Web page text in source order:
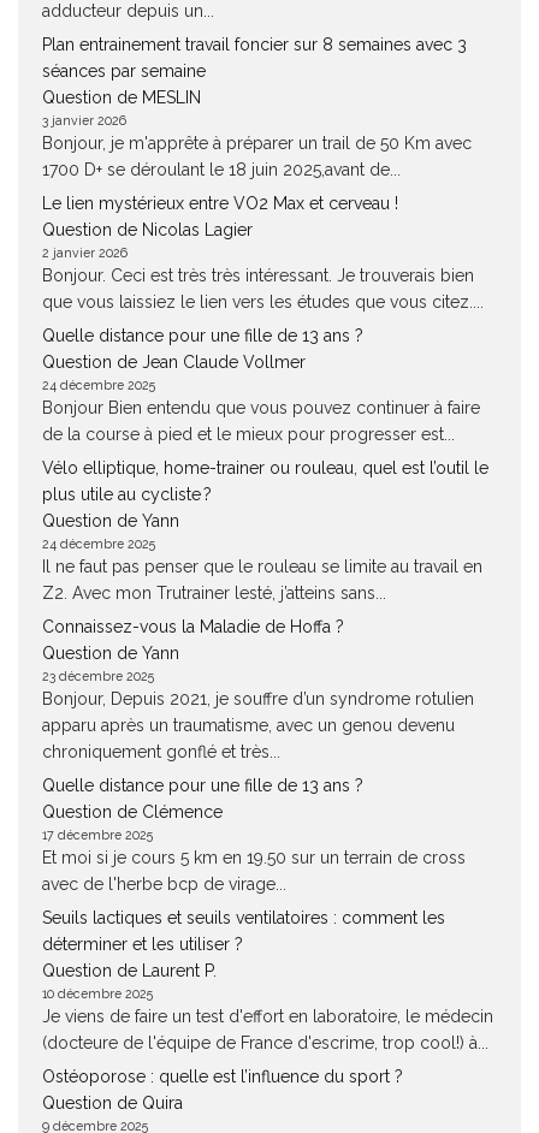
adducteur depuis un...
Plan entrainement travail foncier sur 8 semaines avec 3
séances par semaine
Question de MESLIN
3 janvier 2026
Bonjour, je m'apprête à préparer un trail de 50 Km avec
1700 D+ se déroulant le 18 juin 2025,avant de...
Le lien mystérieux entre VO2 Max et cerveau !
Question de Nicolas Lagier
2 janvier 2026
Bonjour. Ceci est très très intéressant. Je trouverais bien
que vous laissiez le lien vers les études que vous citez....
Quelle distance pour une fille de 13 ans ?
Question de Jean Claude Vollmer
24 décembre 2025
Bonjour Bien entendu que vous pouvez continuer à faire
de la course à pied et le mieux pour progresser est...
Vélo elliptique, home-trainer ou rouleau, quel est l’outil le
plus utile au cycliste ?
Question de Yann
24 décembre 2025
Il ne faut pas penser que le rouleau se limite au travail en
Z2. Avec mon Trutrainer lesté, j’atteins sans...
Connaissez-vous la Maladie de Hoffa ?
Question de Yann
23 décembre 2025
Bonjour, Depuis 2021, je souffre d’un syndrome rotulien
apparu après un traumatisme, avec un genou devenu
chroniquement gonflé et très...
Quelle distance pour une fille de 13 ans ?
Question de Clémence
17 décembre 2025
Et moi si je cours 5 km en 19.50 sur un terrain de cross
avec de l'herbe bcp de virage...
Seuils lactiques et seuils ventilatoires : comment les
déterminer et les utiliser ?
Question de Laurent P.
10 décembre 2025
Je viens de faire un test d'effort en laboratoire, le médecin
(docteure de l'équipe de France d'escrime, trop cool!) à...
Ostéoporose : quelle est l’influence du sport ?
Question de Quira
9 décembre 2025